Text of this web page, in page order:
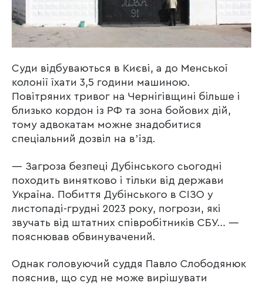
Суди відбуваються в Києві, а до Менської
колонії їхати 3,5 години машиною.
Повітряних тривог на Чернігівщині більше і
близько кордон із РФ та зона бойових дій,
тому адвокатам можне знадобитися
спеціальний дозвіл на вʼїзд.
— Загроза безпеці Дубінського сьогодні
походить винятково і тільки від держави
Україна. Побиття Дубінського в СІЗО у
листопаді-грудні 2023 року, погрози, які
звучать від штатних співробітників СБУ… —
пояснював обвинувачений.
Однак головуючий суддя Павло Слободянюк
пояснив, що суд не може вирішувати